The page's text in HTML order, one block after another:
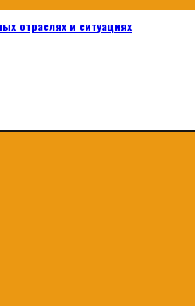
отраслях и ситуациях